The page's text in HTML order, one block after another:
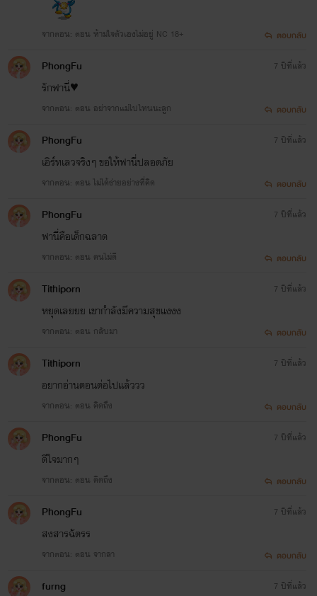
จากตอน: ตอน ห้ามใจตัวเองไม่อยู่ NC 18+ ตอบกลับ
PhongFu
รักฟานี่♥️
จากตอน: ตอน อย่าจากแม่ไปไหนนะลูก
7 ปีที่แล้ว
ตอบกลับ
PhongFu
เอิร์ทเลวจริงๆ ขอให้ฟานี่ปลอดภัย
จากตอน: ตอน ไม่ได้ง่ายอย่างที่คิด
7 ปีที่แล้ว
ตอบกลับ
PhongFu
ฟานี่คือเด็กฉลาด
จากตอน: ตอน คนไม่ดี
7 ปีที่แล้ว
ตอบกลับ
Tithiporn
หยุดเลยยย เขากำลังมีความสุขแงงง
จากตอน: ตอน กลับมา
7 ปีที่แล้ว
ตอบกลับ
Tithiporn
อยากอ่านตอนต่อไปแล้ววว
จากตอน: ตอน คิดถึง
7 ปีที่แล้ว
ตอบกลับ
PhongFu
ดีใจมากๆ
จากตอน: ตอน คิดถึง
7 ปีที่แล้ว
ตอบกลับ
PhongFu
สงสารฉัตรร
จากตอน: ตอน จากลา
7 ปีที่แล้ว
ตอบกลับ
furng 7 ปีที่แล้ว